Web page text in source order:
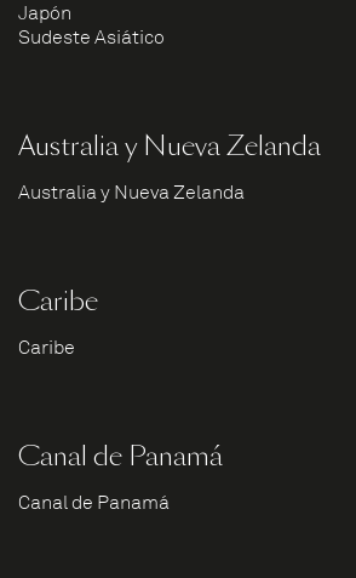
Japón
Sudeste Asiático
Australia y Nueva Zelanda
Australia y Nueva Zelanda
Caribe
Caribe
Canal de Panamá
Canal de Panamá